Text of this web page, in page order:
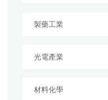
製藥工業
光電產業
材料化學